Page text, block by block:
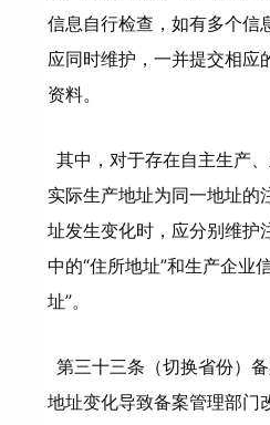
信息自行检查，如有多个信
应同时维护，一并提交相应
资料。
其中，对于存在自主生产
实际生产地址为同一地址的
址发生变化时，应分别维护
中的“住所地址”和生产企业
址”。
第三十三条（切换省份）
地址变化导致备案管理部门